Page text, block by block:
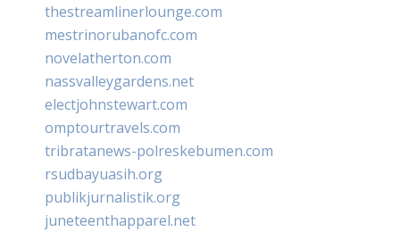
thestreamlinerlounge.com
mestrinorubanofc.com
novelatherton.com
nassvalleygardens.net
electjohnstewart.com
omptourtravels.com
tribratanews-polreskebumen.com
rsudbayuasih.org
publikjurnalistik.org
juneteenthapparel.net